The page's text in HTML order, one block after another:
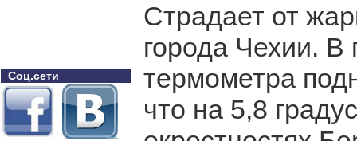
Соц.сети
Страдает от
города Чехии.
термометра
что на 5,8